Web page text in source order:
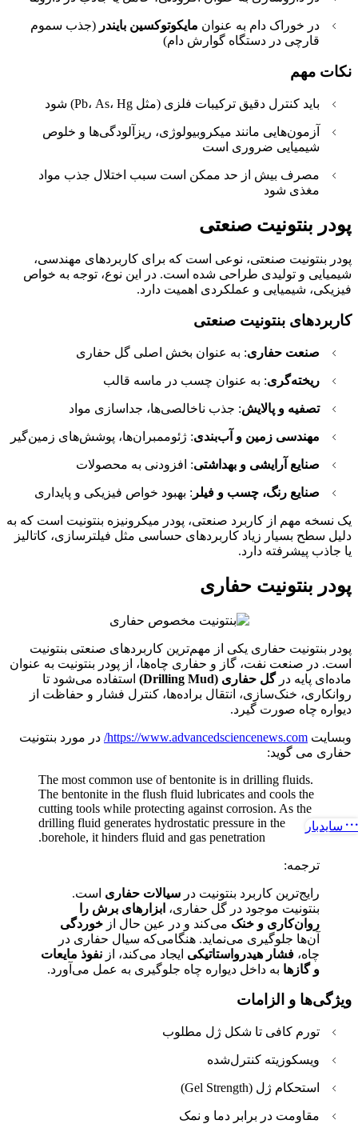
در خوراک دام به عنوان مایکوتوکسین بایندر (جذب سموم
قارچی در دستگاه گوارش دام)
نکات مهم
باید کنترل دقیق ترکیبات فلزی (مثل Pb، As، Hg) شود
آزمون‌هایی مانند میکروبیولوژی، ریزآلودگی‌ها و خلوص
شیمیایی ضروری است
مصرف بیش‌ از حد ممکن است سبب اختلال جذب مواد
مغذی شود
پودر بنتونیت صنعتی
پودر بنتونیت صنعتی، نوعی است که برای کاربردهای مهندسی،
شیمیایی و تولیدی طراحی شده است. در این نوع، توجه به خواص
فیزیکی، شیمیایی و عملکردی اهمیت دارد.
کاربردهای بنتونیت صنعتی
صنعت حفاری: به عنوان بخش اصلی گل حفاری
ریخته‌گری: به عنوان چسب در ماسه قالب
تصفیه و پالایش: جذب ناخالصی‌ها، جداسازی مواد
مهندسی زمین و آب‌بندی: ژئوممبران‌ها، پوشش‌های زمین‌گیر
صنایع آرایشی و بهداشتی: افزودنی به محصولات
صنایع رنگ، چسب و فیلر : بهبود خواص فیزیکی و پایداری
یک نسخه مهم از کاربرد صنعتی، پودر میکرونیزه بنتونیت است که به
دلیل سطح بسیار زیاد کاربردهای حساسی مثل فیلترسازی، کاتالیز
یا جاذب پیشرفته دارد.
پودر بنتونیت حفاری
پودر بنتونیت حفاری یکی از مهم‌ترین کاربردهای صنعتی بنتونیت
است. در صنعت نفت، گاز و حفاری چاه‌ها، از پودر بنتونیت به عنوان
ماده‌ای پایه درگل حفاری (Drilling Mud)
استفاده می‌شود تا
روانکاری، خنک‌سازی، انتقال براده‌ها، کنترل فشار و حفاظت از
دیواره چاه صورت گیرد.
وبسایت https://www.advancedsciencenews.com/ در مورد بنتونیت
حفاری می گوید:
The most common use of bentonite is in drilling fluids.
The bentonite in the flush fluid lubricates and cools the
cutting tools while protecting against corrosion. As the
drilling fluid generates hydrostatic pressure in the
borehole, it hinders fluid and gas penetration.
ترجمه:
رایج‌ترین کاربرد بنتونیت در سیالات حفاری است.
بنتونیت موجود در گل حفاری، ابزارهای برش را
روان‌کاری و خنک می‌کند و در عین حال از خوردگی
آن‌ها جلوگیری می‌نماید. هنگامی‌که سیال حفاری در
چاه، فشار هیدرواستاتیکی ایجاد می‌کند، از نفوذ مایعات
و گازها به داخل دیواره چاه جلوگیری به عمل می‌آورد.
ویژگی‌ها و الزامات
تورم کافی تا شکل ژل مطلوب
ویسکوزیته کنترل‌شده
استحکام ژل (Gel Strength)
مقاومت در برابر دما و نمک
سایدبار